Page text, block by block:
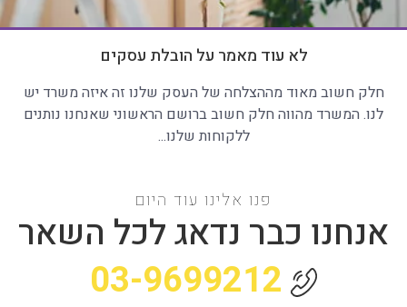
לא עוד מאמר על הובלת עסקים
חלק חשוב מאוד מההצלחה של העסק שלנו זה איזה משרד יש
לנו. המשרד מהווה חלק חשוב ברושם הראשוני שאנחנו נותנים
ללקוחות שלנו...
פנו אלינו עוד היום
אנחנו כבר נדאג לכל השאר
03-9699212